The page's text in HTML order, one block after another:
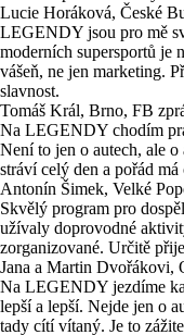
Lucie Horáková, České
LEGENDY jsou pro mě
moderních supersportů je
vášeň, ne jen marketing.
slavnost.
Tomáš Král, Brno, FB
Na LEGENDY chodím
Není to jen o autech, ale
stráví celý den a pořád
Antonín Šimek, Velké
Skvělý program pro
užívaly doprovodné
zorganizované. Určitě
Jana a Martin Dvořákovi,
Na LEGENDY jezdíme
lepší a lepší. Nejde jen o
tady cítí vítaný. Je to